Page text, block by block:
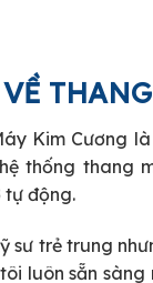
Kim Cương
thống thang
tự động.
sư trẻ trung
luôn sẵn